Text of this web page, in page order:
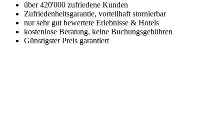
über 420'000 zufriedene Kunden
Zufriedenheitsgarantie, vorteilhaft stornierbar
nur sehr gut bewertete Erlebnisse & Hotels
kostenlose Beratung, keine Buchungsgebühren
Günstigster Preis garantiert